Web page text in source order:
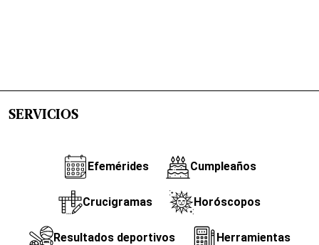
SERVICIOS
Efemérides Cumpleaños
Crucigramas Horóscopos
Resultados deportivos Herramientas